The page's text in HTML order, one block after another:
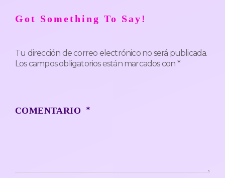
Got Something To Say!
Tu dirección de correo electrónico no será publicada.
Los campos obligatorios están marcados con *
COMENTARIO*